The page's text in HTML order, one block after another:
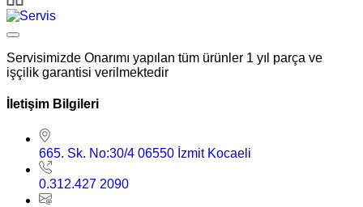
Servisimizde Onarımı yapılan tüm ürünler 1 yıl parça ve
işçilik garantisi verilmektedir
İletişim Bilgileri
665. Sk. No:30/4 06550 İzmit Kocaeli
0.312.427 2090